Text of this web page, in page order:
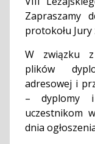
Zapraszamy
protokołu
W związku z
plików
adresowej i
– dyplomy i
uczestnikom
dnia